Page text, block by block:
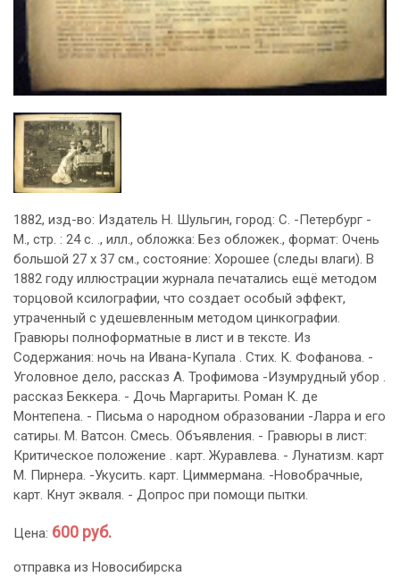
1882, изд-во: Издатель Н. Шульгин, город: С. -Петербург -
М., стр. : 24 с. ., илл., обложка: Без обложек., формат: Очень
большой 27 х 37 см., состояние: Хорошее (следы влаги). В
1882 году иллюстрации журнала печатались ещё методом
торцовой ксилографии, что создает особый эффект,
утраченный с удешевленным методом цинкографии.
Гравюры полноформатные в лист и в тексте. Из
Содержания: ночь на Ивана-Купала . Стих. К. Фофанова. -
Уголовное дело, рассказ А. Трофимова -Изумрудный убор .
рассказ Беккера. - Дочь Маргариты. Роман К. де
Монтепена. - Письма о народном образовании -Ларра и его
сатиры. М. Ватсон. Смесь. Объявления. - Гравюры в лист:
Критическое положение . карт. Журавлева. - Лунатизм. карт
М. Пирнера. -Укусить. карт. Циммермана. -Новобрачные,
карт. Кнут экваля. - Допрос при помощи пытки.
Цена: 600 руб.
отправка из Новосибирска